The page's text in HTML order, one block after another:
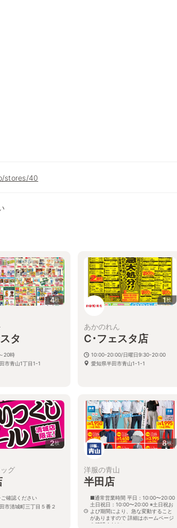
stores/40
4枚
タ
20時
市青山1丁目1-1
1枚
あかのれん
C･フェスタ店
10:00-20:00/日曜日9:30-20:00
愛知県半田市青山1-1-1
2枚
グ
ご確認ください
市清城町三丁目５番２
8枚
洋服の青山
半田店
■通常営業時間 平日：10:00〜20:00
土日祝日：10:00〜20:00 ※土日祝お
よび期間により、急な変動すること
がありますので 詳細はホームページ
を確認ください